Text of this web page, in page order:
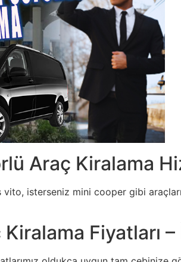
Araç Kiralama
isterseniz mini cooper gibi
Fiyatları